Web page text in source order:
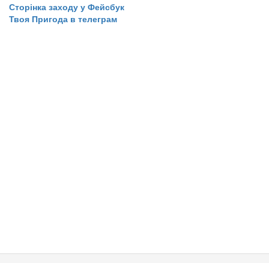
​​​​​​​​​Сторінка заходу у Фейсбук
​​​​Твоя Пригода в телеграм